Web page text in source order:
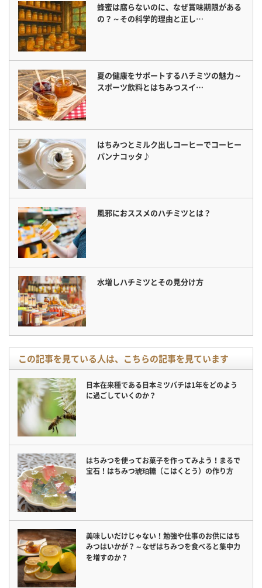
蜂蜜は腐らないのに、なぜ賞味期限がある
の？～その科学的理由と正し…
夏の健康をサポートするハチミツの魅力～
スポーツ飲料とはちみつスイ…
はちみつとミルク出しコーヒーでコーヒー
パンナコッタ♪
風邪におススメのハチミツとは？
水増しハチミツとその見分け方
この記事を見ている人は、こちらの記事を見ています
日本在来種である日本ミツバチは1年をどのよう
に過ごしていくのか？
はちみつを使ってお菓子を作ってみよう！まるで
宝石！はちみつ琥珀糖（こはくとう）の作り方
美味しいだけじゃない！勉強や仕事のお供にはち
みつはいかが？～なぜはちみつを食べると集中力
を増すのか？